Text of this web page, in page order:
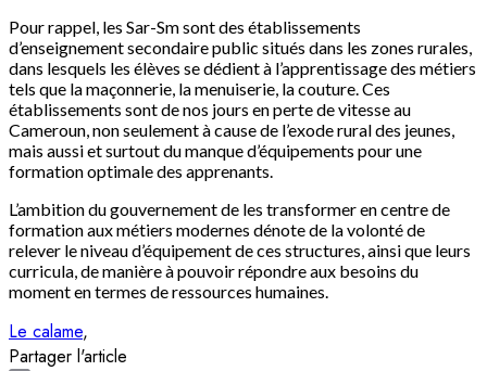
Pour rappel, les Sar-Sm sont des établissements
d’enseignement secondaire public situés dans les zones rurales,
dans lesquels les élèves se dédient à l’apprentissage des métiers
tels que la maçonnerie, la menuiserie, la couture. Ces
établissements sont de nos jours en perte de vitesse au
Cameroun, non seulement à cause de l’exode rural des jeunes,
mais aussi et surtout du manque d’équipements pour une
formation optimale des apprenants.
L’ambition du gouvernement de les transformer en centre de
formation aux métiers modernes dénote de la volonté de
relever le niveau d’équipement de ces structures, ainsi que leurs
curricula, de manière à pouvoir répondre aux besoins du
moment en termes de ressources humaines.
Le calame
Partager l'article